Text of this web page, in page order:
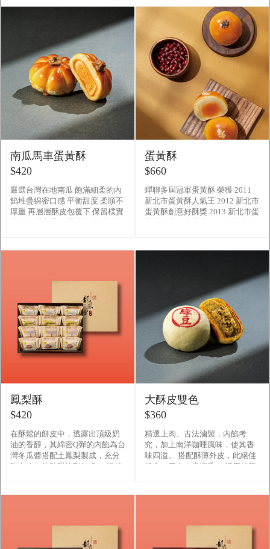
南瓜馬車蛋黃酥
$420
嚴選台灣在地南瓜 飽滿細柔的內
餡堆疊綿密口感 平衡甜度 柔順不
厚重 再層層酥皮包覆下 保留樸實
蛋黃酥
$660
蟬聯多屆冠軍蛋黃酥 榮獲 2011
新北市蛋黃酥人氣王 2012 新北市
蛋黃酥創意好酥獎 2013 新北市蛋
鳳梨酥
$420
在酥鬆的餅皮中，透露出頂級奶
油的香醇，其綿密Q彈的內餡為台
灣冬瓜醬搭配土鳳梨製成，充分
大酥皮雙色
$360
精選上肉、古法滷製，內餡考
究，加上南洋咖哩風味，使其香
味四溢。 搭配酥薄外皮，此絕佳